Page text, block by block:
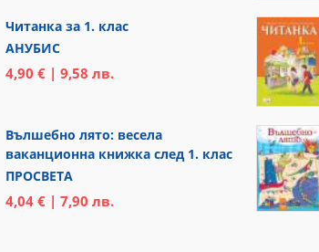
Читанка за 1. клас
АНУБИС
4,90 € | 9,58 лв.
Вълшебно лято: весела
ваканционна книжка след 1. клас
ПРОСВЕТА
4,04 € | 7,90 лв.